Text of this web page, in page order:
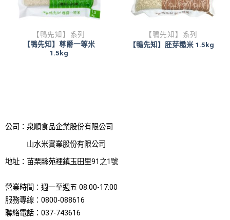
【鴨先知】系列
【鴨先知】尊爵一等米
1.5kg
【鴨先知】系列
【鴨先知】胚芽糙米 1.5kg
公司：泉順食品企業股份有限公司
山水米實業股份有限公司
地址：苗栗縣苑裡鎮玉田里91之1號
營業時間：週一至週五 08:00-17:00
服務專線：0800-088616
聯絡電話：037-743616